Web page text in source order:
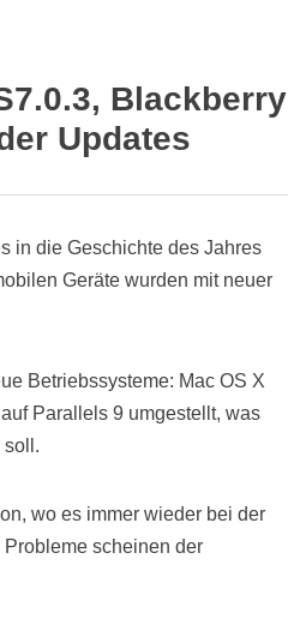
Blackberry
Updates
in die Geschichte des Jahres
Geräte wurden mit neuer
Betriebssysteme: Mac OS X
Parallels 9 umgestellt, was
soll.
wo es immer wieder bei der
scheinen der